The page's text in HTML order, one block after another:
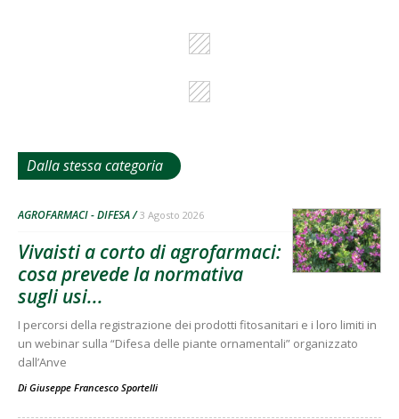
Dalla stessa categoria
AGROFARMACI - DIFESA 3 Agosto 2026
Vivaisti a corto di agrofarmaci:
cosa prevede la normativa
sugli usi...
I percorsi della registrazione dei prodotti fitosanitari e i loro limiti in
un webinar sulla “Difesa delle piante ornamentali” organizzato
dall’Anve
Di Giuseppe Francesco Sportelli